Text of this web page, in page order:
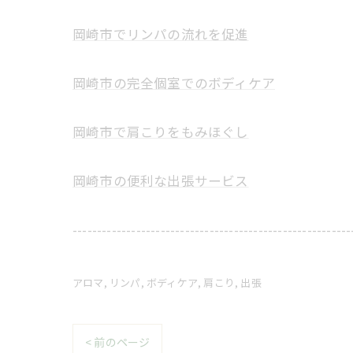
岡崎市でリンパの流れを促進
岡崎市の完全個室でのボディケア
岡崎市で肩こりをもみほぐし
岡崎市の便利な出張サービス
アロマ リンパ ボディケア 肩こり 出張
< 前のページ